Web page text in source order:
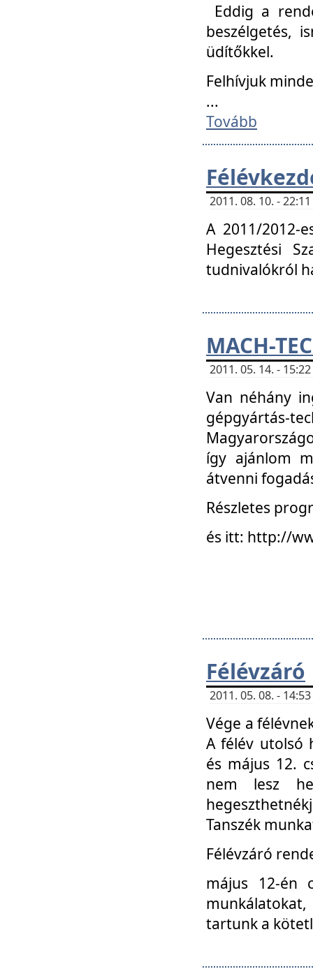
Eddig a
beszélgetés,
üdítőkkel.
Felhívjuk
...
Tovább
2011. 08. 10. -
A 2011/2012-
Hegesztési
tudnivalókról
MACH-
2011. 05. 14. -
Van néhány
gépgyártás-
így ajánlom
átvenni
Részletes
és itt: http://
Félévzáró
2011. 05. 08. -
Vége a
A félév utolsó
és május 12.
nem lesz
Tanszék
Félévzáró
május 12-én
tartunk a